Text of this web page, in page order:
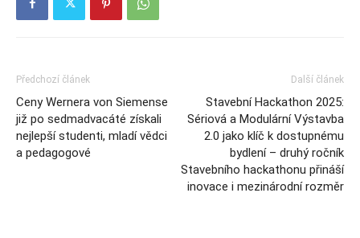
Předchozí článek
Ceny Wernera von Siemense
již po sedmadvacáté získali
nejlepší studenti, mladí vědci
a pedagogové
Další článek
Stavební Hackathon 2025:
Sériová a Modulární Výstavba
2.0 jako klíč k dostupnému
bydlení – druhý ročník
Stavebního hackathonu přináší
inovace i mezinárodní rozměr